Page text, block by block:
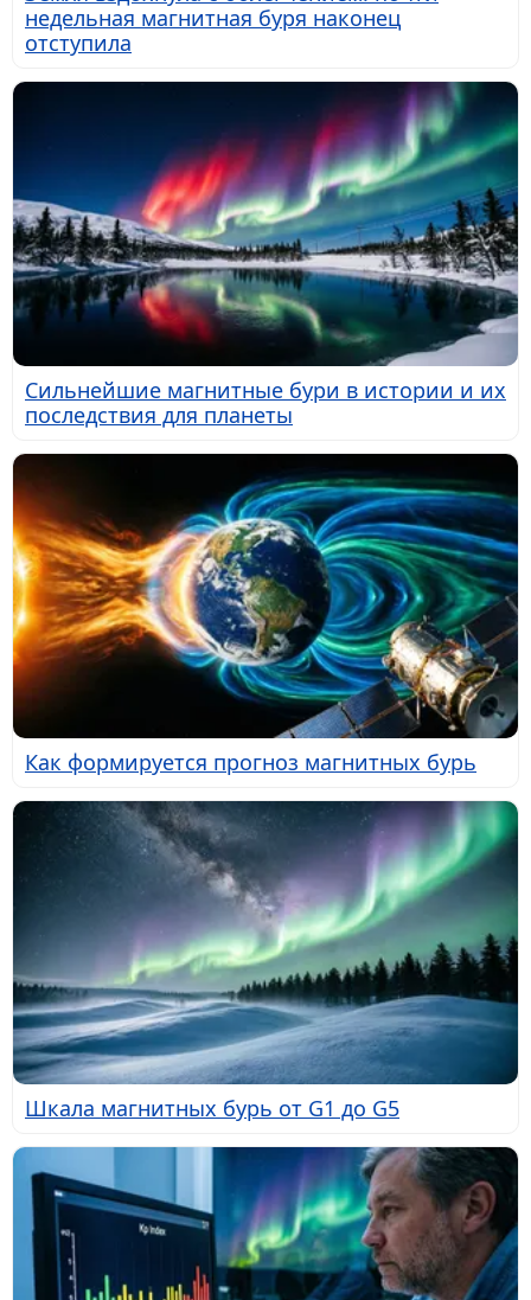
недельная магнитная буря наконец
отступила
Сильнейшие магнитные бури в истории и их
последствия для планеты
Как формируется прогноз магнитных бурь
Шкала магнитных бурь от G1 до G5